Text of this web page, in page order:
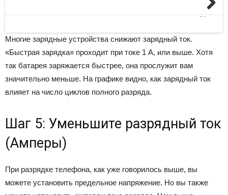
Next
Многие зарядные устройства снижают зарядный ток.
«Быстрая зарядка» проходит при токе 1 А, или выше. Хотя
так батарея заряжается быстрее, она прослужит вам
значительно меньше. На графике видно, как зарядный ток
влияет на число циклов полного разряда.
Шаг 5: Уменьшите разрядный ток
(Амперы)
При разрядке телефона, как уже говорилось выше, вы
можете установить предельное напряжение. Но вы также